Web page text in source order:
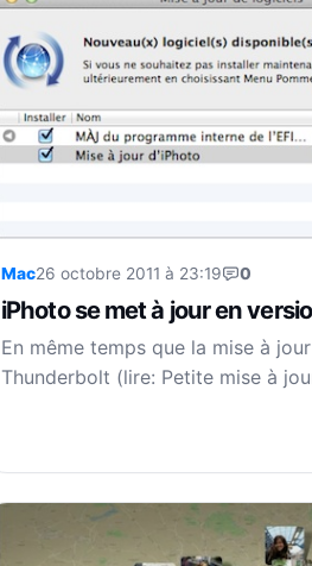
Mac26 octobre 2011 à 23:19 0
iPhoto se met à jour en
En même temps que la mise à
Thunderbolt (lire: Petite mise à